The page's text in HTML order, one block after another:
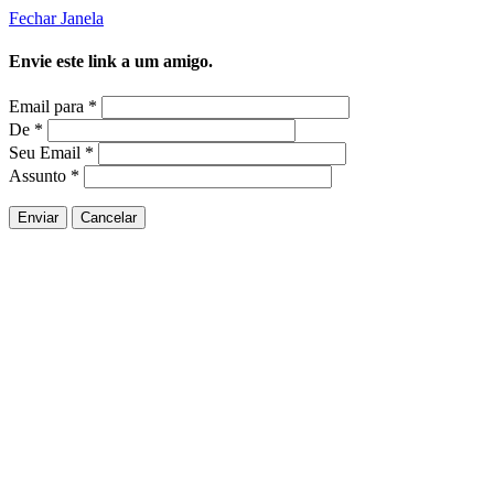
Fechar Janela
Envie este link a um amigo.
Email para *
De *
Seu Email *
Assunto *
Enviar Cancelar